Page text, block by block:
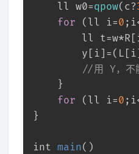
	ll w0=
qpow(c?
for (ll i=0
ll
//用 Y，不
for (ll i=0
}
int main()